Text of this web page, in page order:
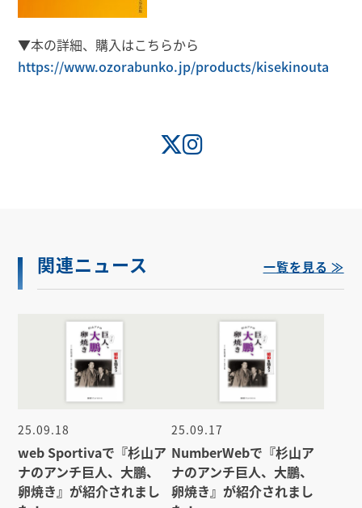
▼本の詳細、購入はこちらから
https://www.ozorabunko.jp/products/kisekinouta
関連ニュース 一覧を見る ≫
25.09.18
web Sportivaで『杉山ア
ナのアンチ巨人、大鵬、
卵焼き』が紹介されまし
25.09.17
NumberWebで『杉山ア
ナのアンチ巨人、大鵬、
卵焼き』が紹介されまし